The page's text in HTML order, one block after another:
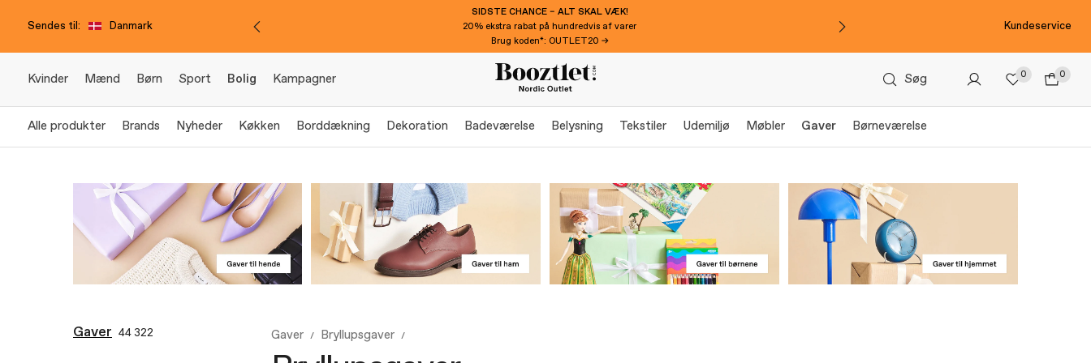
Sendes til: Danmark
SIDSTE CHANCE – ALT SKAL VÆK!
20% ekstra rabat på hundredvis af varer
Brug koden*: OUTLET20 →
Kundeservice
Kvinder Mænd Børn Sport Bolig Kampagner Søg 0 0
Alle produkter Brands Nyheder Køkken Borddækning Dekoration Badeværelse Belysning Tekstiler Udemiljø Møbler Gaver Børneværelse
Gaver 44 322 Gaver Bryllupsgaver